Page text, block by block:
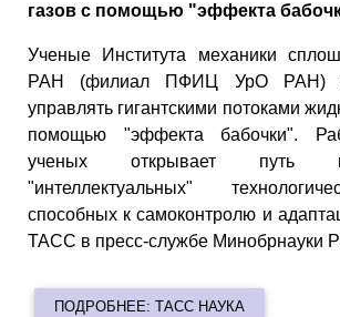
газов с помощью "эффекта
Ученые Института механики
РАН (филиал ПФИЦ УрО РАН)
управлять гигантскими потоками
помощью "эффекта бабочки".
ученых открывает путь
"интеллектуальных"
способных к самоконтролю и
ТАСС в пресс-службе Минобрнауки
ПОДРОБНЕЕ: ТАСС НАУКА